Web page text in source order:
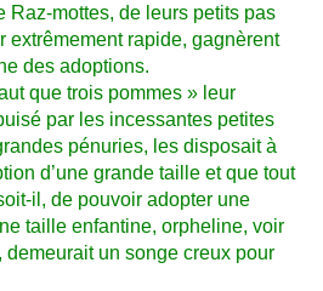
Raz-mottes, de leurs petits pas
extrêmement rapide, gagnèrent
des adoptions.
que trois pommes » leur
par les incessantes petites
pénuries, les disposait à
d’une grande taille et que tout
il, de pouvoir adopter une
taille enfantine, orpheline, voir
un songe creux pour